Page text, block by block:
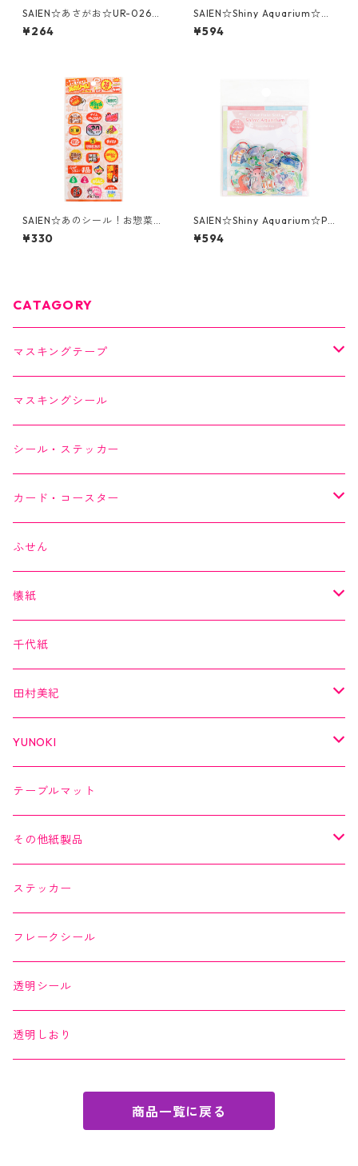
SAIEN☆あさがお☆UR-0268
☆マスキングテープ
¥264
SAIEN☆Shiny Aquarium☆Aq
ua Friends☆クリアフレーク
シール☆Y-0044☆ホログラ
¥594
SAIEN☆あのシール！お惣菜コ
ーナー☆透明シール☆(J330)
¥330
SAIEN☆Shiny Aquarium☆Pe
aceful Sea☆クリアフレーク
シール☆Y-0042☆ホログラ
¥594
CATAGORY
マスキングテープ
SAIEN
オリジナルシリーズ
作家シリーズ
２巻セット
YUNOKI
Kimono美
美MONDE
デコレーションテープ（クリアテープ）
田村美紀
クリアテープ
切子
螺鈿
日本の伝統美
マスキングシール
シール・ステッカー
カード・コースター
スイーツカード
YUNOKI
田村美紀
ふせん
懐紙
Kimono美
美MONDE
乙女懐紙
Kaishi de saison
よもやまペーパー
縁起どうぶつ懐紙
Okashi na Kaishi
千代紙
田村美紀
よもやまペーパー
マスキングテープ
マスキングシール
ちぎり絵カード
YUNOKI
マスキングテープ
メッセージカード
テーブルマット
その他紙製品
よもやまペーパー
ちぎり絵カード
ステッカー
フレークシール
透明シール
透明しおり
商品一覧に戻る